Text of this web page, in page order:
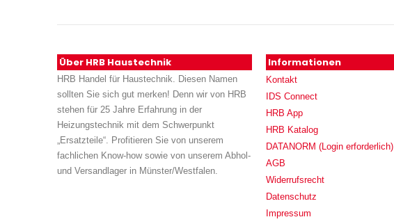
Über HRB Haustechnik
HRB Handel für Haustechnik. Diesen Namen
sollten Sie sich gut merken! Denn wir von HRB
stehen für 25 Jahre Erfahrung in der
Heizungstechnik mit dem Schwerpunkt
„Ersatzteile“. Profitieren Sie von unserem
fachlichen Know-how sowie von unserem Abhol-
und Versandlager in Münster/Westfalen.
Informationen
Kontakt
IDS Connect
HRB App
HRB Katalog
DATANORM (Login erforderlich)
AGB
Widerrufsrecht
Datenschutz
Impressum